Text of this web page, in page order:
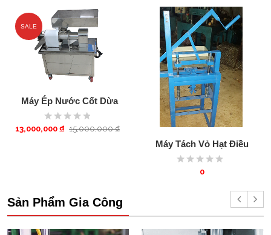
SALE
Máy Ép Nước Cốt Dừa
13,000,000 ₫ 15,000,000₫
Máy Tách Vỏ Hạt Điều
0
Sản Phẩm Gia Công